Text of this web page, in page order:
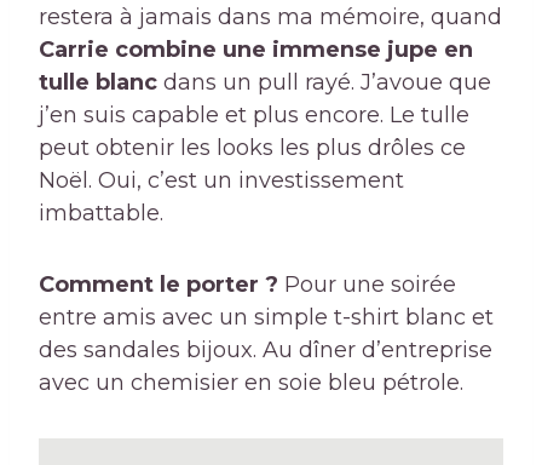
restera à jamais dans ma mémoire, quand
Carrie combine une immense jupe en
tulle blanc dans un pull rayé. J’avoue que
j’en suis capable et plus encore. Le tulle
peut obtenir les looks les plus drôles ce
Noël. Oui, c’est un investissement
imbattable.
Comment le porter ? Pour une soirée
entre amis avec un simple t-shirt blanc et
des sandales bijoux. Au dîner d’entreprise
avec un chemisier en soie bleu pétrole.